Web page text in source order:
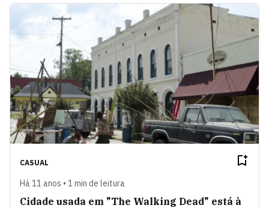
CASUAL
Há 11 anos • 1 min de leitura
Cidade usada em "The Walking Dead" está à